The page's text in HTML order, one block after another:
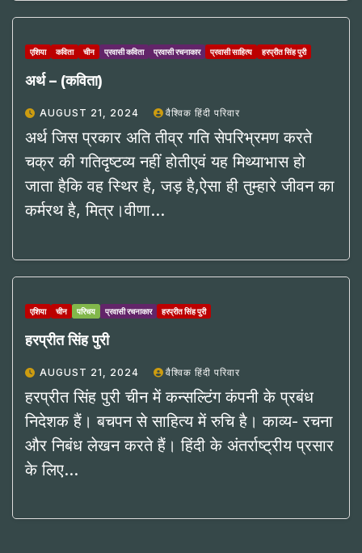
एशिया कविता चीन प्रवासी कविता प्रवासी रचनाकार प्रवासी साहित्य हरप्रीत सिंह पुरी
अर्थ – (कविता)
AUGUST 21, 2024 वैश्विक हिंदी परिवार
अर्थ जिस प्रकार अति तीव्र गति सेपरिभ्रमण करते
चक्र की गतिदृष्टव्य नहीं होतीएवं यह मिथ्याभास हो
जाता हैकि वह स्थिर है, जड़ है,ऐसा ही तुम्हारे जीवन का
कर्मरथ है, मित्र।वीणा…
एशिया चीन परिचय प्रवासी रचनाकार हरप्रीत सिंह पुरी
हरप्रीत सिंह पुरी
AUGUST 21, 2024 वैश्विक हिंदी परिवार
हरप्रीत सिंह पुरी चीन में कन्सल्टिंग कंपनी के प्रबंध
निदेशक हैं। बचपन से साहित्य में रुचि है। काव्य- रचना
और निबंध लेखन करते हैं। हिंदी के अंतर्राष्ट्रीय प्रसार
के लिए…